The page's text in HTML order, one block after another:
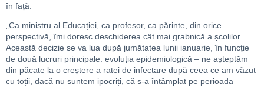
în față.
„Ca ministru al Educației, ca profesor, ca părinte, din orice
perspectivă, îmi doresc deschiderea cât mai grabnică a școlilor.
Această decizie se va lua după jumătatea lunii ianuarie, în funcție
de două lucruri principale: evoluția epidemiologică – ne așteptăm
din păcate la o creștere a ratei de infectare după ceea ce am văzut
cu toții, dacă nu suntem ipocriți, că s-a întâmplat pe perioada